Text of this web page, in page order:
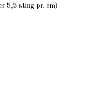
5,5 sting pr. cm)